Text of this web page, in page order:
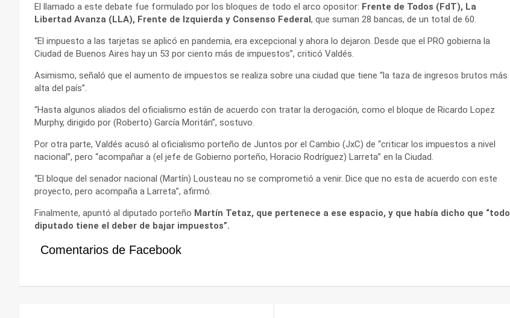
El llamado a este debate fue formulado por los bloques de todo el arco opositor: Frente de Todos (FdT), La
Libertad Avanza (LLA), Frente de Izquierda y Consenso Federal, que suman 28 bancas, de un total de 60.
“El impuesto a las tarjetas se aplicó en pandemia, era excepcional y ahora lo dejaron. Desde que el PRO gobierna la
Ciudad de Buenos Aires hay un 53 por ciento más de impuestos”, criticó Valdés.
Asimismo, señaló que el aumento de impuestos se realiza sobre una ciudad que tiene “la taza de ingresos brutos más
alta del país”.
“Hasta algunos aliados del oficialismo están de acuerdo con tratar la derogación, como el bloque de Ricardo Lopez
Murphy, dirigido por (Roberto) García Moritán”, sostuvo.
Por otra parte, Valdés acusó al oficialismo porteño de Juntos por el Cambio (JxC) de “criticar los impuestos a nivel
nacional”, pero “acompañar a (el jefe de Gobierno porteño, Horacio Rodríguez) Larreta” en la Ciudad.
“El bloque del senador nacional (Martín) Lousteau no se comprometió a venir. Dice que no esta de acuerdo con este
proyecto, pero acompaña a Larreta”, afirmó.
Finalmente, apuntó al diputado porteño Martín Tetaz, que pertenece a ese espacio, y que había dicho que “todo
diputado tiene el deber de bajar impuestos”.
Comentarios de Facebook